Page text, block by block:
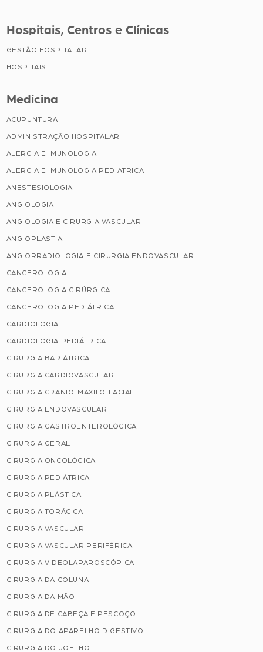
Hospitais, Centros e Clínicas
GESTÃO HOSPITALAR
HOSPITAIS
Medicina
ACUPUNTURA
ADMINISTRAÇÃO HOSPITALAR
ALERGIA E IMUNOLOGIA
ALERGIA E IMUNOLOGIA PEDIATRICA
ANESTESIOLOGIA
ANGIOLOGIA
ANGIOLOGIA E CIRURGIA VASCULAR
ANGIOPLASTIA
ANGIORRADIOLOGIA E CIRURGIA ENDOVASCULAR
CANCEROLOGIA
CANCEROLOGIA CIRÚRGICA
CANCEROLOGIA PEDIÁTRICA
CARDIOLOGIA
CARDIOLOGIA PEDIÁTRICA
CIRURGIA BARIÁTRICA
CIRURGIA CARDIOVASCULAR
CIRURGIA CRANIO-MAXILO-FACIAL
CIRURGIA ENDOVASCULAR
CIRURGIA GASTROENTEROLÓGICA
CIRURGIA GERAL
CIRURGIA ONCOLÓGICA
CIRURGIA PEDIÁTRICA
CIRURGIA PLÁSTICA
CIRURGIA TORÁCICA
CIRURGIA VASCULAR
CIRURGIA VASCULAR PERIFÉRICA
CIRURGIA VIDEOLAPAROSCÓPICA
CIRURGIA DA COLUNA
CIRURGIA DA MÃO
CIRURGIA DE CABEÇA E PESCOÇO
CIRURGIA DO APARELHO DIGESTIVO
CIRURGIA DO JOELHO